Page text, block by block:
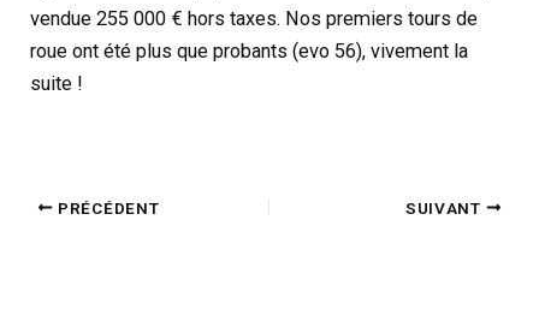
vendue 255 000 € hors taxes. Nos premiers tours de
roue ont été plus que probants (evo 56), vivement la
suite !
PRÉCÉDENT SUIVANT